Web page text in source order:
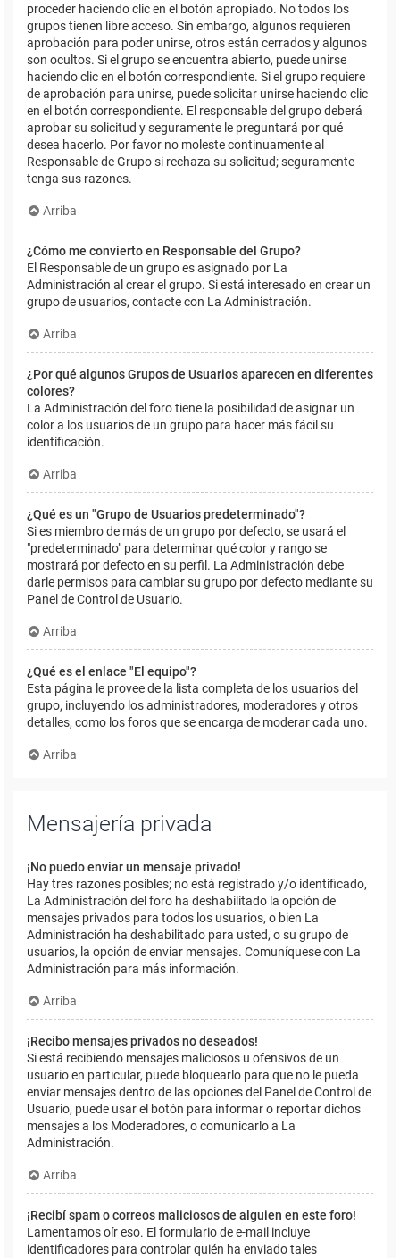
proceder haciendo clic en el botón apropiado. No todos los
grupos tienen libre acceso. Sin embargo, algunos requieren
aprobación para poder unirse, otros están cerrados y algunos
son ocultos. Si el grupo se encuentra abierto, puede unirse
haciendo clic en el botón correspondiente. Si el grupo requiere
de aprobación para unirse, puede solicitar unirse haciendo clic
en el botón correspondiente. El responsable del grupo deberá
aprobar su solicitud y seguramente le preguntará por qué
desea hacerlo. Por favor no moleste continuamente al
Responsable de Grupo si rechaza su solicitud; seguramente
tenga sus razones.
Arriba
¿Cómo me convierto en Responsable del Grupo?
El Responsable de un grupo es asignado por La
Administración al crear el grupo. Si está interesado en crear un
grupo de usuarios, contacte con La Administración.
Arriba
¿Por qué algunos Grupos de Usuarios aparecen en diferentes
colores?
La Administración del foro tiene la posibilidad de asignar un
color a los usuarios de un grupo para hacer más fácil su
identificación.
Arriba
¿Qué es un "Grupo de Usuarios predeterminado"?
Si es miembro de más de un grupo por defecto, se usará el
"predeterminado" para determinar qué color y rango se
mostrará por defecto en su perfil. La Administración debe
darle permisos para cambiar su grupo por defecto mediante su
Panel de Control de Usuario.
Arriba
¿Qué es el enlace "El equipo"?
Esta página le provee de la lista completa de los usuarios del
grupo, incluyendo los administradores, moderadores y otros
detalles, como los foros que se encarga de moderar cada uno.
Arriba
Mensajería privada
¡No puedo enviar un mensaje privado!
Hay tres razones posibles; no está registrado y/o identificado,
La Administración del foro ha deshabilitado la opción de
mensajes privados para todos los usuarios, o bien La
Administración ha deshabilitado para usted, o su grupo de
usuarios, la opción de enviar mensajes. Comuníquese con La
Administración para más información.
Arriba
¡Recibo mensajes privados no deseados!
Si está recibiendo mensajes maliciosos u ofensivos de un
usuario en particular, puede bloquearlo para que no le pueda
enviar mensajes dentro de las opciones del Panel de Control de
Usuario, puede usar el botón para informar o reportar dichos
mensajes a los Moderadores, o comunicarlo a La
Administración.
Arriba
¡Recibí spam o correos maliciosos de alguien en este foro!
Lamentamos oír eso. El formulario de e-mail incluye
identificadores para controlar quién ha enviado tales